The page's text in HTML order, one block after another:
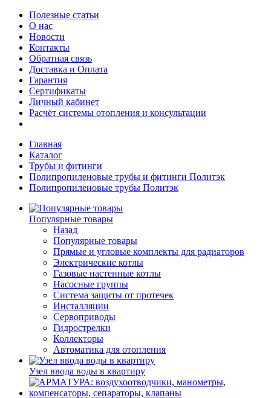
Полезные статьи
О нас
Новости
Контакты
Обратная связь
Доставка и Оплата
Гарантия
Сертификаты
Личный кабинет
Расчёт системы отопления и консультации
Главная
Каталог
Трубы и фитинги
Полипропиленовые трубы и фитинги Политэк
Полипропиленовые трубы Политэк
Популярные товары
Назад
Популярные товары
Прямые и угловые комплекты для радиаторов
Электрические котлы
Газовые настенные котлы
Насосные группы
Система защиты от протечек
Инсталляции
Сервоприводы
Гидрострелки
Коллекторы
Автоматика для отопления
Узел ввода воды в квартиру